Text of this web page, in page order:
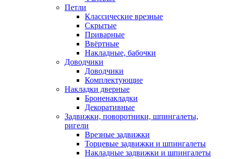
Петли
Классические врезные
Скрытые
Приварные
Ввёртные
Накладные, бабочки
Доводчики
Доводчики
Комплектующие
Накладки дверные
Броненакладки
Декоративные
Задвижки, поворотники, шпингалеты,
ригели
Врезные задвижки
Торцевые задвижки и шпингалеты
Накладные задвижки и шпингалеты